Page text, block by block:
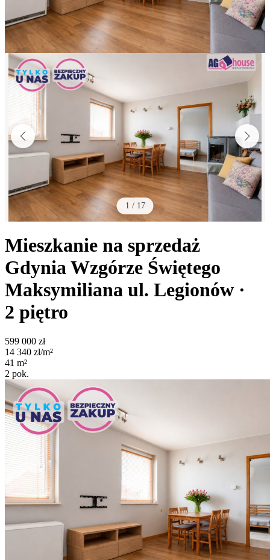
1 / 17
Mieszkanie na sprzedaż
Gdynia Wzgórze Świętego
Maksymiliana ul. Legionów ·
2 piętro
599 000 zł
14 340 zł/m²
41 m²
2 pok.